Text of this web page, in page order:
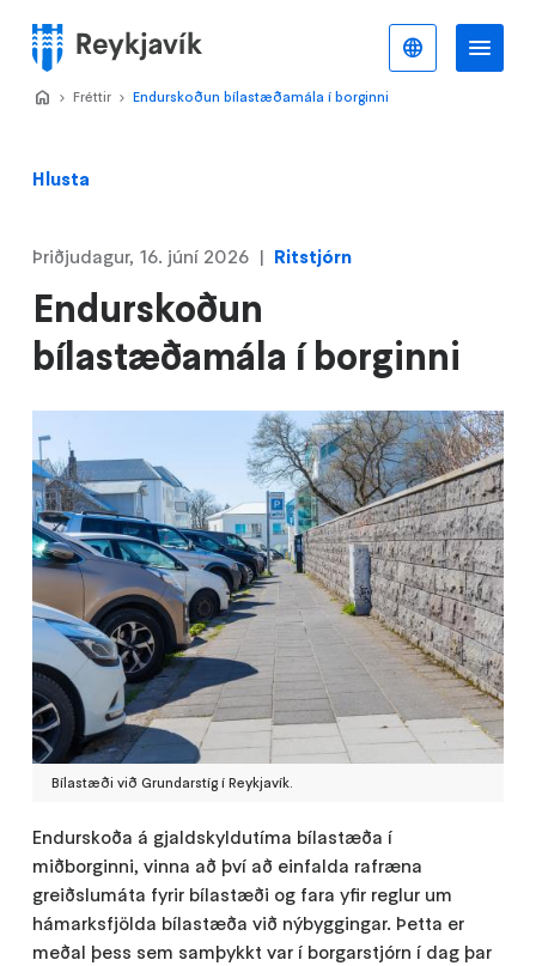
meginefni
Valmynd
Hlusta
Endurskoðun
bílastæðamála í borginni
Þriðjudagur, 16. júní 2026 Ritstjórn
Bílastæði við Grundarstíg í Reykjavík.
Endurskoða á gjaldskyldutíma bílastæða í
miðborginni, vinna að því að einfalda rafræna
greiðslumáta fyrir bílastæði og fara yfir reglur um
hámarksfjölda bílastæða við nýbyggingar. Þetta er
meðal þess sem samþykkt var í borgarstjórn í dag þar
Home
>
Fréttir >
Endurskoðun bílastæðamála í borginni
Íslenska